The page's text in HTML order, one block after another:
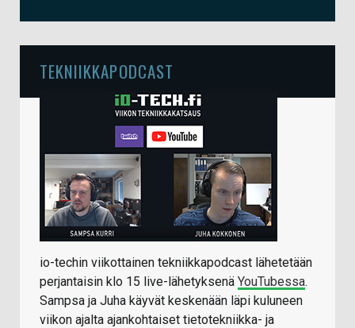
TEKNIIKKAPODCAST
io-techin viikottainen tekniikkapodcast lähetetään
perjantaisin klo 15 live-lähetyksenä YouTubessa.
Sampsa ja Juha käyvät keskenään läpi kuluneen
viikon ajalta ajankohtaiset tietotekniikka- ja